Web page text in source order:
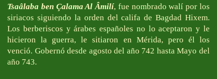
Tsaâlaba ben Çalama Al Âmilí, fue nombrado walí por los
siriacos siguiendo la orden del califa de Bagdad Hixem.
Los berberiscos y árabes españoles no lo aceptaron y le
hicieron la guerra, le sitiaron en Mérida, pero él los
venció. Gobernó desde agosto del año 742 hasta Mayo del
año 743.